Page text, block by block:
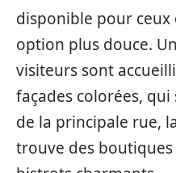
disponible pour
option plus douce.
visiteurs sont
façades colorées,
de la principale rue,
trouve des